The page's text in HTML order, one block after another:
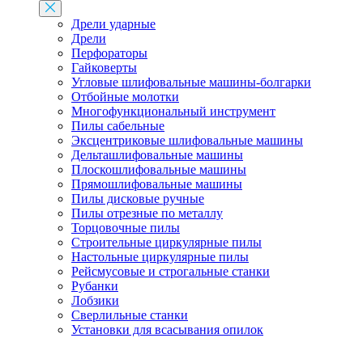
Дрели ударные
Дрели
Перфораторы
Гайковерты
Угловые шлифовальные машины-болгарки
Отбойные молотки
Многофункциональный инструмент
Пилы сабельные
Эксцентриковые шлифовальные машины
Дельташлифовальные машины
Плоскошлифовальные машины
Прямошлифовальные машины
Пилы дисковые ручные
Пилы отрезные по металлу
Торцовочные пилы
Строительные циркулярные пилы
Настольные циркулярные пилы
Рейсмусовые и строгальные станки
Рубанки
Лобзики
Сверлильные станки
Установки для всасывания опилок